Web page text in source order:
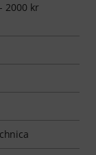
2000 kr